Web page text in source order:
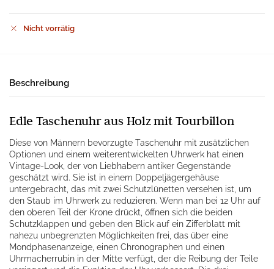
Nicht vorrätig
Beschreibung
Edle Taschenuhr aus Holz mit Tourbillon
Diese von Männern bevorzugte Taschenuhr mit zusätzlichen
Optionen und einem weiterentwickelten Uhrwerk hat einen
Vintage-Look, der von Liebhabern antiker Gegenstände
geschätzt wird. Sie ist in einem Doppeljägergehäuse
untergebracht, das mit zwei Schutzlünetten versehen ist, um
den Staub im Uhrwerk zu reduzieren. Wenn man bei 12 Uhr auf
den oberen Teil der Krone drückt, öffnen sich die beiden
Schutzklappen und geben den Blick auf ein Zifferblatt mit
nahezu unbegrenzten Möglichkeiten frei, das über eine
Mondphasenanzeige, einen Chronographen und einen
Uhrmacherrubin in der Mitte verfügt, der die Reibung der Teile